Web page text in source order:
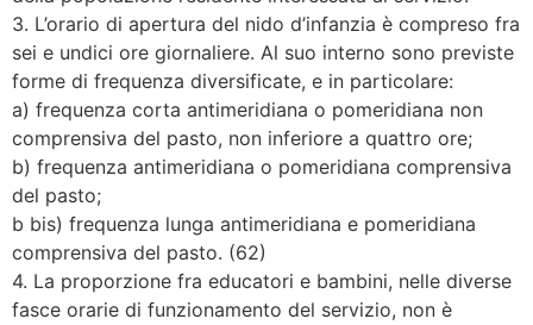
3. L’orario di apertura del nido d’infanzia è compreso fra
sei e undici ore giornaliere. Al suo interno sono previste
forme di frequenza diversificate, e in particolare:
a) frequenza corta antimeridiana o pomeridiana non
comprensiva del pasto, non inferiore a quattro ore;
b) frequenza antimeridiana o pomeridiana comprensiva
del pasto;
b bis) frequenza lunga antimeridiana e pomeridiana
comprensiva del pasto. (62)
4. La proporzione fra educatori e bambini, nelle diverse
fasce orarie di funzionamento del servizio, non è